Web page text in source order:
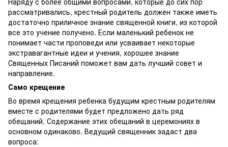
рассматривались, крестный родитель должен также иметь
достаточно приличное знание священной книги, из которой
все это учение получено. Если маленький ребенок не
понимает части проповеди или усваивает некоторые
экстравагантные идеи и учения, хорошее знание
Священных Писаний поможет вам дать лучший совет и
направление.
Само крещение
Во время крещения ребенка будущим крестным родителям
вместе с родителями будет предложено дать ряд
обещаний. Содержание этих обещаний в церемониях в
основном одинаково. Ведущий священник задаст два
вопроса: